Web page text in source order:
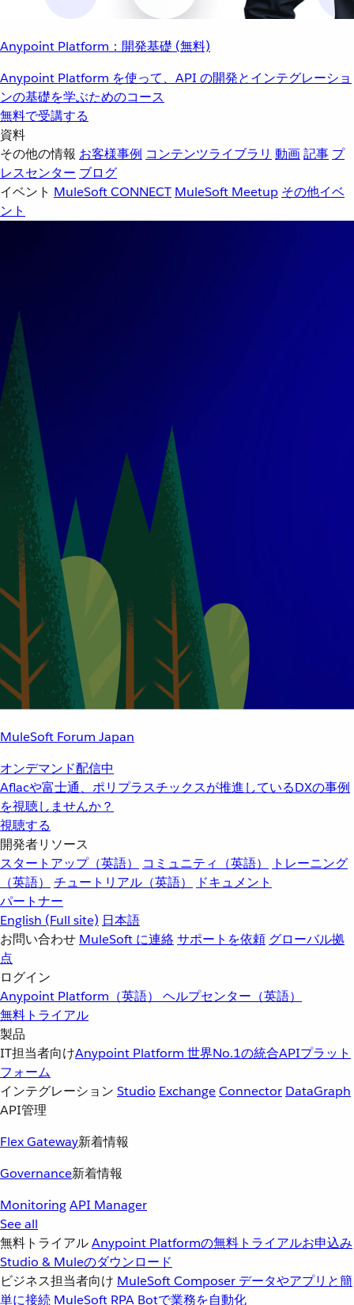
Anypoint Platform：開発基礎 (無料)
Anypoint Platform を使って、API の開発とインテグレーショ
ンの基礎を学ぶためのコース
無料で受講する
資料
その他の情報 お客様事例 コンテンツライブラリ 動画記事 プ
レスセンター ブログ
イベント MuleSoft CONNECT MuleSoft Meetup その他イベ
ント
MuleSoft Forum Japan
オンデマンド配信中
Aflacや富士通、ポリプラスチックスが推進しているDXの事例
を視聴しませんか？
視聴する
開発者リソース
スタートアップ（英語）
コミュニティ（英語）
トレーニング
（英語）
チュートリアル（英語）
ドキュメント
パートナー
English (Full site) 日本語
お問い合わせ MuleSoft に連絡サポートを依頼 グローバル拠
点
ログイン
Anypoint Platform（英語） ヘルプセンター（英語）
無料トライアル
製品
IT担当者向けAnypoint Platform 世界No.1の統合APIプラット
フォーム
インテグレーション Studio ExchangeConnector DataGraph
API管理
Flex Gateway新着情報
Governance新着情報
MonitoringAPI Manager
See all
無料トライアルAnypoint Platformの無料トライアルお申込み
Studio & Muleのダウンロード
ビジネス担当者向け MuleSoft Composer データやアプリと簡
単に接続 MuleSoft RPA Botで業務を自動化